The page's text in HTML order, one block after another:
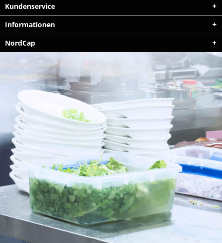
Kundenservice
Informationen
NordCap